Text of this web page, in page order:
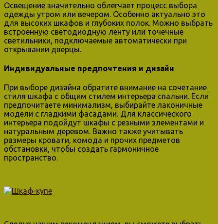
Освещение значительно облегчает процесс выбора
одежды утром или вечером. Особенно актуально это
для высоких шкафов и глубоких полок. Можно выбрать
встроенную светодиодную ленту или точечные
светильники, подключаемые автоматически при
открывании дверцы.
Индивидуальные предпочтения и дизайн
При выборе дизайна обратите внимание на сочетание
стиля шкафа с общим стилем интерьера спальни. Если
предпочитаете минимализм, выбирайте лаконичные
модели с гладкими фасадами. Для классического
интерьера подойдут шкафы с резными элементами и
натуральным деревом. Важно также учитывать
размеры кровати, комода и прочих предметов
обстановки, чтобы создать гармоничное
пространство.